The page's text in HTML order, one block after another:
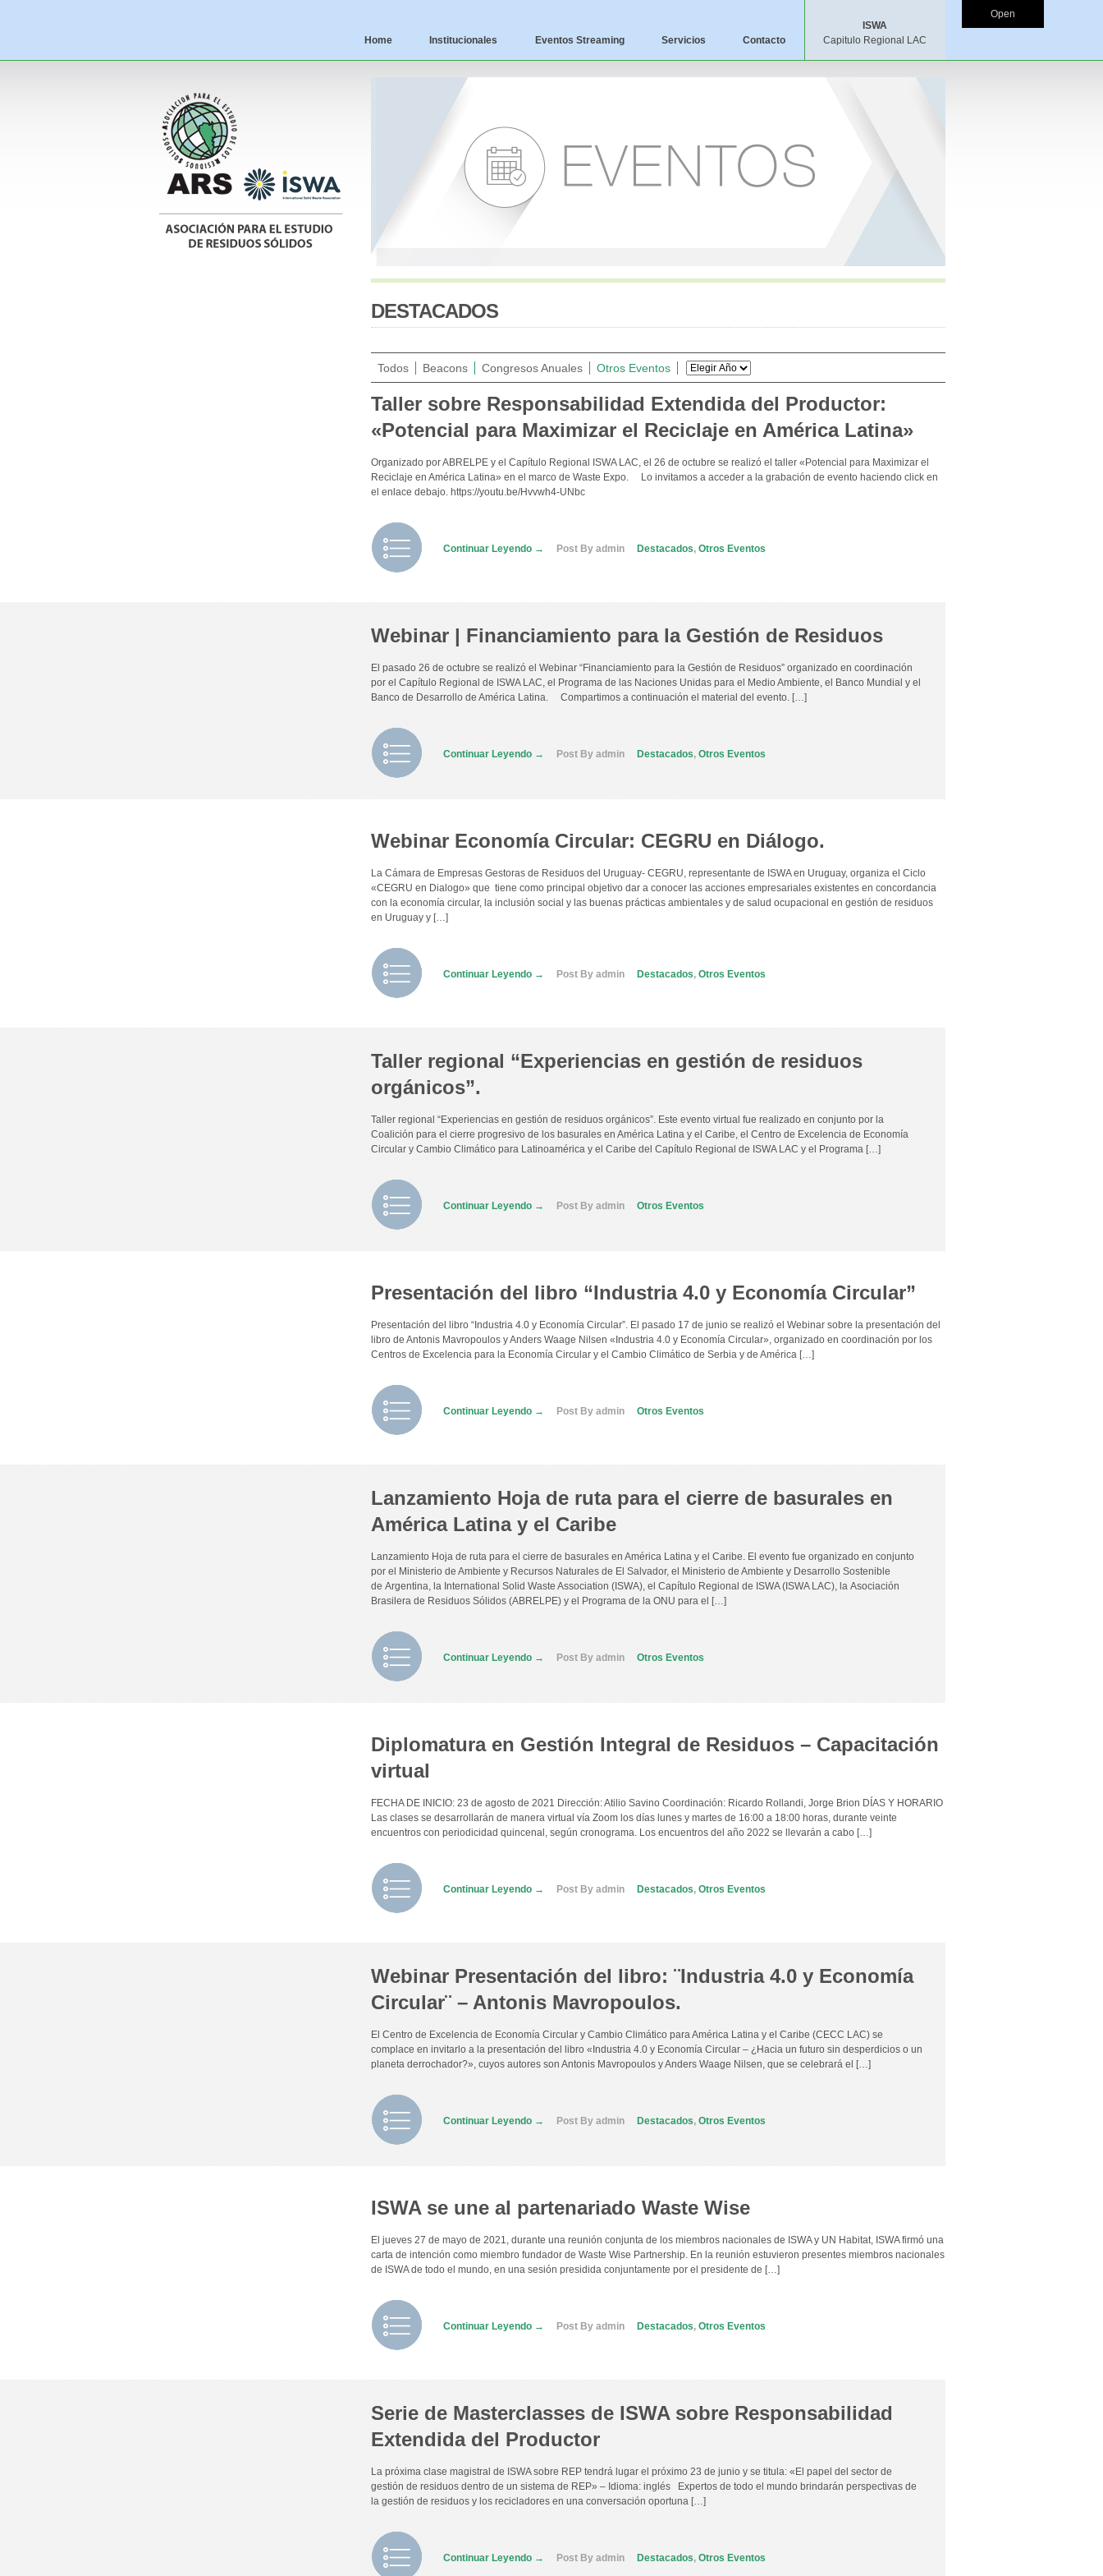
Home Institucionales Eventos Streaming Servicios Contacto
ISWA
Capitulo Regional LAC
DESTACADOS
Todos Beacons Congresos Anuales Otros Eventos
Taller sobre Responsabilidad Extendida del Productor:
«Potencial para Maximizar el Reciclaje en América Latina»
Organizado por ABRELPE y el Capítulo Regional ISWA LAC, el 26 de octubre se realizó el taller «Potencial para Maximizar el
Reciclaje en América Latina» en el marco de Waste Expo. Lo invitamos a acceder a la grabación de evento haciendo click en
el enlace debajo. https://youtu.be/Hvvwh4-UNbc
Continuar Leyendo → Post By admin Destacados, Otros Eventos
Webinar | Financiamiento para la Gestión de Residuos
El pasado 26 de octubre se realizó el Webinar “Financiamiento para la Gestión de Residuos” organizado en coordinación
por el Capítulo Regional de ISWA LAC, el Programa de las Naciones Unidas para el Medio Ambiente, el Banco Mundial y el
Banco de Desarrollo de América Latina. Compartimos a continuación el material del evento. […]
Continuar Leyendo → Post By admin Destacados,Otros Eventos
Webinar Economía Circular: CEGRU en Diálogo.
La Cámara de Empresas Gestoras de Residuos del Uruguay- CEGRU, representante de ISWA en Uruguay, organiza el Ciclo
«CEGRU en Dialogo» que tiene como principal objetivo dar a conocer las acciones empresariales existentes en concordancia
con la economía circular, la inclusión social y las buenas prácticas ambientales y de salud ocupacional en gestión de residuos
en Uruguay y […]
Continuar Leyendo → Post By admin Destacados, Otros Eventos
Taller regional “Experiencias en gestión de residuos
orgánicos”.
Taller regional “Experiencias en gestión de residuos orgánicos”. Este evento virtual fue realizado en conjunto por la
Coalición para el cierre progresivo de los basurales en América Latina y el Caribe, el Centro de Excelencia de Economía
Circular y Cambio Climático para Latinoamérica y el Caribe del Capítulo Regional de ISWA LAC y el Programa […]
Continuar Leyendo → Post By admin Otros Eventos
Presentación del libro “Industria 4.0 y Economía Circular”
Presentación del libro “Industria 4.0 y Economía Circular”. El pasado 17 de junio se realizó el Webinar sobre la presentación del
libro de Antonis Mavropoulos y Anders Waage Nilsen «Industria 4.0 y Economía Circular», organizado en coordinación por los
Centros de Excelencia para la Economía Circular y el Cambio Climático de Serbia y de América […]
Continuar Leyendo → Post By admin Otros Eventos
Lanzamiento Hoja de ruta para el cierre de basurales en
América Latina y el Caribe
Lanzamiento Hoja de ruta para el cierre de basurales en América Latina y el Caribe. El evento fue organizado en conjunto
por el Ministerio de Ambiente y Recursos Naturales de El Salvador, el Ministerio de Ambiente y Desarrollo Sostenible
de Argentina, la International Solid Waste Association (ISWA), el Capítulo Regional de ISWA (ISWA LAC), la Asociación
Brasilera de Residuos Sólidos (ABRELPE) y el Programa de la ONU para el […]
Continuar Leyendo → Post By admin Otros Eventos
Diplomatura en Gestión Integral de Residuos – Capacitación
virtual
FECHA DE INICIO: 23 de agosto de 2021 Dirección: Atilio Savino Coordinación: Ricardo Rollandi, Jorge Brion DÍAS Y HORARIO
Las clases se desarrollarán de manera virtual vía Zoom los días lunes y martes de 16:00 a 18:00 horas, durante veinte
encuentros con periodicidad quincenal, según cronograma. Los encuentros del año 2022 se llevarán a cabo […]
Continuar Leyendo → Post By admin Destacados, Otros Eventos
Webinar Presentación del libro: ¨Industria 4.0 y Economía
Circular¨ – Antonis Mavropoulos.
El Centro de Excelencia de Economía Circular y Cambio Climático para América Latina y el Caribe (CECC LAC) se
complace en invitarlo a la presentación del libro «Industria 4.0 y Economía Circular – ¿Hacia un futuro sin desperdicios o un
planeta derrochador?», cuyos autores son Antonis Mavropoulos y Anders Waage Nilsen, que se celebrará el […]
Continuar Leyendo → Post By admin Destacados,Otros Eventos
ISWA se une al partenariado Waste Wise
El jueves 27 de mayo de 2021, durante una reunión conjunta de los miembros nacionales de ISWA y UN Habitat, ISWA firmó una
carta de intención como miembro fundador de Waste Wise Partnership. En la reunión estuvieron presentes miembros nacionales
de ISWA de todo el mundo, en una sesión presidida conjuntamente por el presidente de […]
Continuar Leyendo → Post By admin Destacados, Otros Eventos
Serie de Masterclasses de ISWA sobre Responsabilidad
Extendida del Productor
La próxima clase magistral de ISWA sobre REP tendrá lugar el próximo 23 de junio y se titula: «El papel del sector de
gestión de residuos dentro de un sistema de REP» – Idioma: inglés Expertos de todo el mundo brindarán perspectivas de
la gestión de residuos y los recicladores en una conversación oportuna […]
Continuar Leyendo → Post By admin Destacados,Otros Eventos
Open